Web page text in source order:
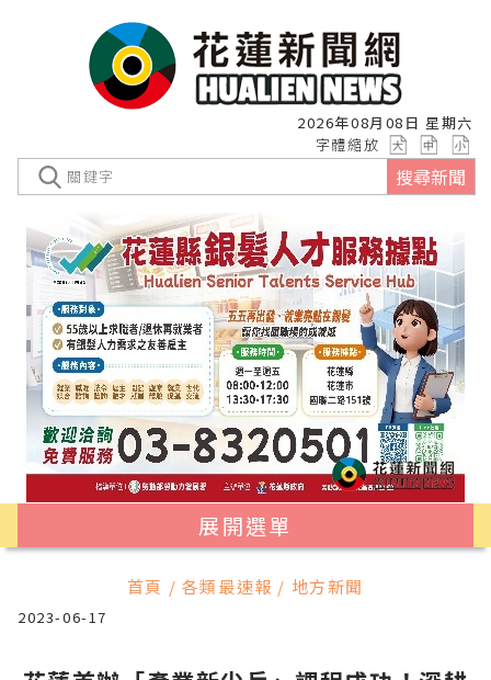
2026年08月08日 星期六
字體縮放
搜尋新聞
展開選單
首頁 / 各類最速報 / 地方新聞
2023-06-17